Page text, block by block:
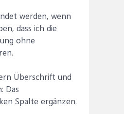
werden, wenn
dass ich die
ohne
Überschrift und
Das
Spalte ergänzen.